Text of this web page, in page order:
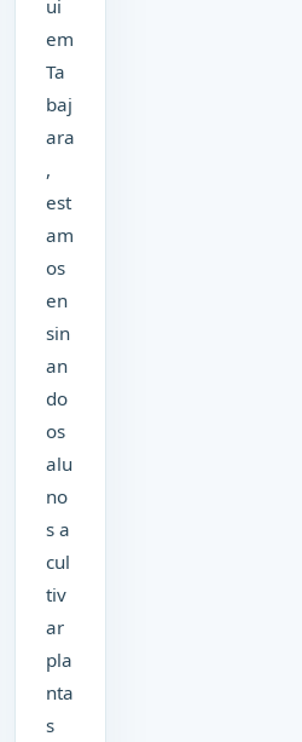
ui
em
Ta
baj
ara
,
est
am
os
en
sin
an
do
os
alu
no
s a
cul
tiv
ar
pla
nta
s